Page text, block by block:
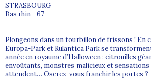
STRASBOURG
Bas rhin - 67
Plongeons dans un tourbillon de frissons ! En
Europa-Park et Rulantica Park se
année en royaume d’Halloween : citrouilles
envoûtants, monstres malicieux et
attendent… Oserez-vous franchir les portes ?